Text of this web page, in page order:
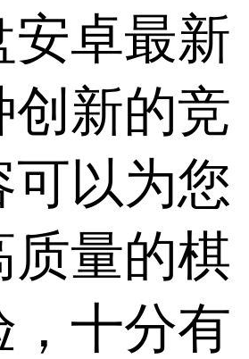
安卓最新
创新的竞
可以为您
质量的棋
，十分有